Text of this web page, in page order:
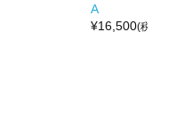
A
¥16,500(税込)